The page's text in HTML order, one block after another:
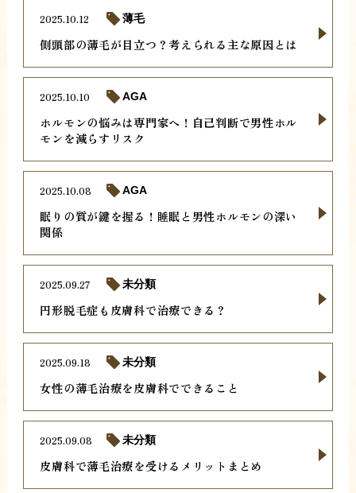
側頭部の薄毛が目立つ？考えられる主な原因とは
2025.10.12 薄毛
ホルモンの悩みは専門家へ！自己判断で男性ホル
モンを減らすリスク
2025.10.10 AGA
眠りの質が鍵を握る！睡眠と男性ホルモンの深い
関係
2025.10.08 AGA
円形脱毛症も皮膚科で治療できる？
2025.09.27 未分類
女性の薄毛治療を皮膚科でできること
2025.09.18 未分類
皮膚科で薄毛治療を受けるメリットまとめ
2025.09.08 未分類